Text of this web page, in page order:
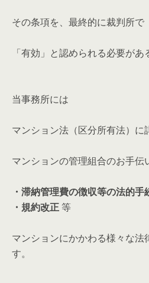
その条項を、最終的に裁判所で
「有効」と認められる必要があ
当事務所には
マンション法（区分所有法）に
マンションの管理組合のお手伝
・滞納管理費の徴収等の法的手
・規約改正 等
マンションにかかわる様々な法
す。